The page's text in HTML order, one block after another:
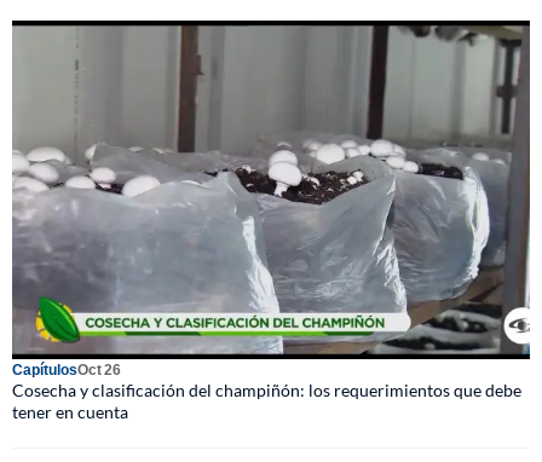
CapítulosOct 26
Cosecha y clasificación del champiñón: los requerimientos que debe
tener en cuenta